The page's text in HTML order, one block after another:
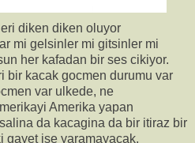
diken diken oluyor
mi gelsinler mi gitsinler mi
her kafadan bir ses cikiyor.
bir kacak gocmen durumu var
var ulkede, ne
Amerika yapan
da kacagina da bir itiraz bir
gayet ise yaramayacak,